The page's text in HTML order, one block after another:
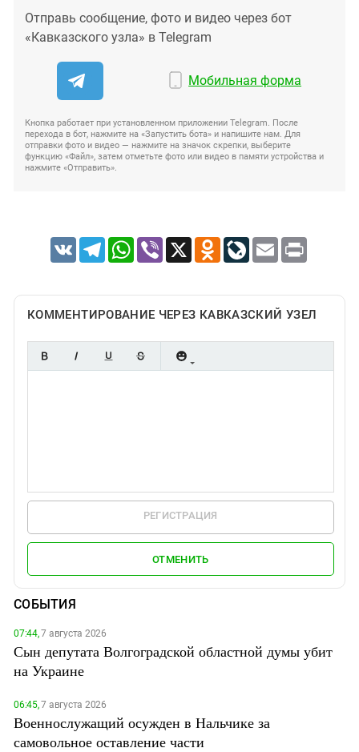
Отправь сообщение, фото и видео через бот
«Кавказского узла» в Telegram
Мобильная форма
Кнопка работает при установленном приложении Telegram. После
перехода в бот, нажмите на «Запустить бота» и напишите нам. Для
отправки фото и видео — нажмите на значок скрепки, выберите
функцию «Файл», затем отметьте фото или видео в памяти устройства и
нажмите «Отправить».
VK TelegramWhatsApp
Viber X Odnoklassniki
LiveJournal
Email Print
КОММЕНТИРОВАНИЕ ЧЕРЕЗ КАВКАЗСКИЙ УЗЕЛ
РЕГИСТРАЦИЯ
ОТМЕНИТЬ
СОБЫТИЯ
07:44,7 августа 2026
Сын депутата Волгоградской областной думы убит
на Украине
06:45,7 августа 2026
Военнослужащий осужден в Нальчике за
самовольное оставление части